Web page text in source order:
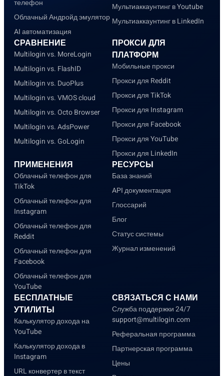
телефон
Облачный Андройд эмулятор
AI автоматизация
Мультиаккаунтинг в Youtube
Мультиаккаунтинг в LinkedIn
СРАВНЕНИЕ
Multilogin vs. MoreLogin
Multilogin vs. FlashID
Multilogin vs. DuoPlus
Multilogin vs. VMOS cloud
Multilogin vs. Octo Browser
Multilogin vs. AdsPower
Multilogin vs. GoLogin
ПРОКСИ ДЛЯ
ПЛАТФОРМ
Мобильные прокси
Прокси для Reddit
Прокси для TikTok
Прокси для Instagram
Прокси для Facebook
Прокси для YouTube
Прокси для LinkedIn
ПРИМЕНЕНИЯ
Облачный телефон для
TikTok
Облачный телефон для
Instagram
Облачный телефон для
Reddit
Облачный телефон для
Facebook
Облачный телефон для
YouTube
РЕСУРСЫ
База знаний
API документация
Глоссарий
Блог
Статус системы
Журнал изменений
БЕСПЛАТНЫЕ
УТИЛИТЫ
Калькулятор дохода на
YouTube
Калькулятор дохода в
Instagram
URL конвертер в текст
СВЯЗАТЬСЯ С НАМИ
Служба поддержки 24/7
support@multilogin.com
Реферальная программа
Партнерская программа
Цены